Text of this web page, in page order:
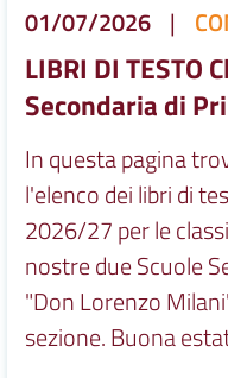
01/07/2026 |
LIBRI DI TESTO
Secondaria di
In questa pagina
l'elenco dei libri di
2026/27 per le
nostre due Scuole
"Don Lorenzo
sezione. Buona